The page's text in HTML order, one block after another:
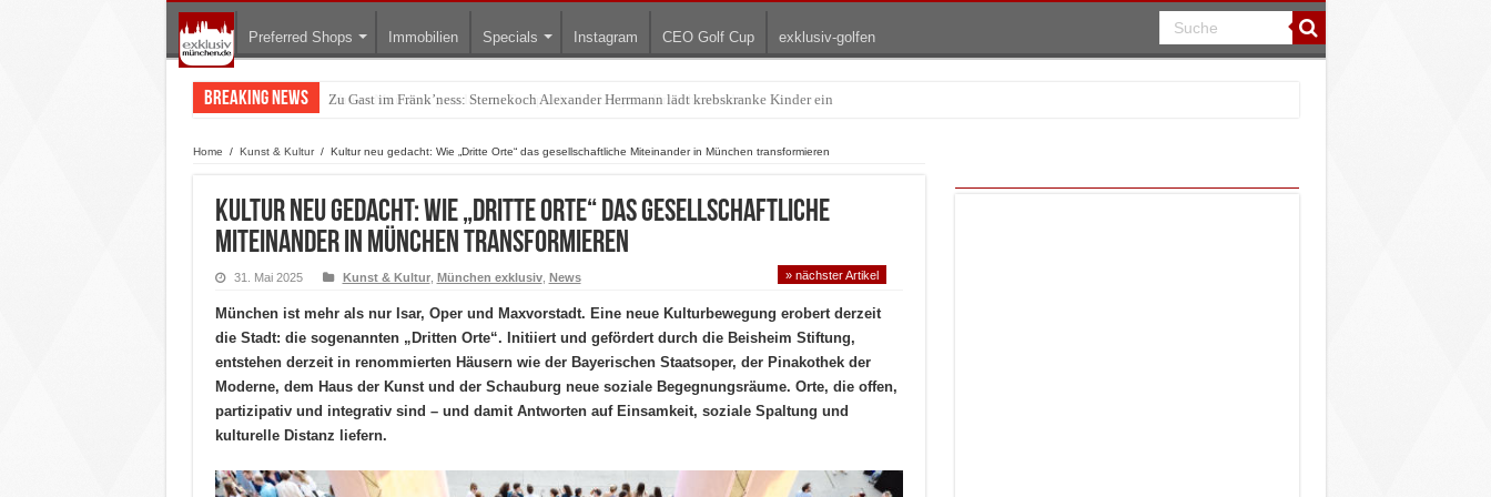
Preferred Shops Immobilien Specials Instagram CEO Golf Cup exklusiv-golfen
Breaking News Warum München gerade zum Treffpunkt der Lingerie-Branche wurde
Home / Kunst & Kultur / Kultur neu gedacht: Wie „Dritte Orte“ das gesellschaftliche Miteinander in München transformieren
Kultur neu gedacht: Wie „Dritte Orte“ das gesellschaftliche
Miteinander in München transformieren
31. Mai 2025 Kunst & Kultur, München exklusiv, News » nächster Artikel
München ist mehr als nur Isar, Oper und Maxvorstadt. Eine neue Kulturbewegung erobert derzeit
die Stadt: die sogenannten „Dritten Orte“. Initiiert und gefördert durch die Beisheim Stiftung,
entstehen derzeit in renommierten Häusern wie der Bayerischen Staatsoper, der Pinakothek der
Moderne, dem Haus der Kunst und der Schauburg neue soziale Begegnungsräume. Orte, die offen,
partizipativ und integrativ sind – und damit Antworten auf Einsamkeit, soziale Spaltung und
kulturelle Distanz liefern.